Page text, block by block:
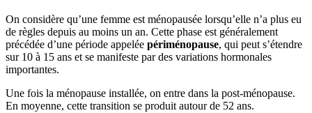
On considère qu’une femme est ménopausée lorsqu’elle n’a plus eu
de règles depuis au moins un an. Cette phase est généralement
précédée d’une période appelée périménopause, qui peut s’étendre
sur 10 à 15 ans et se manifeste par des variations hormonales
importantes.
Une fois la ménopause installée, on entre dans la post-ménopause.
En moyenne, cette transition se produit autour de 52 ans.